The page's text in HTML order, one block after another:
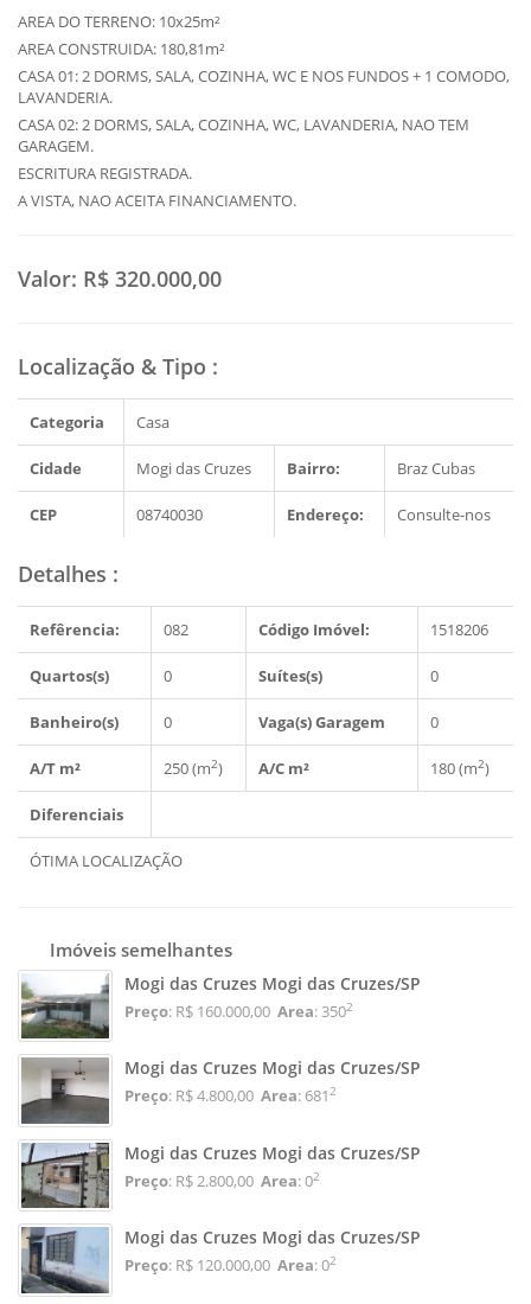
AREA DO TERRENO: 10x25m²
AREA CONSTRUIDA: 180,81m²
CASA 01: 2 DORMS, SALA, COZINHA, WC E NOS FUNDOS + 1 COMODO,
LAVANDERIA.
CASA 02: 2 DORMS, SALA, COZINHA, WC, LAVANDERIA, NAO TEM
GARAGEM.
ESCRITURA REGISTRADA.
A VISTA, NAO ACEITA FINANCIAMENTO.
Valor: R$ 320.000,00
Localização & Tipo :
Categoria Casa
Cidade Mogi das Cruzes Bairro: Braz Cubas
CEP 08740030 Endereço: Consulte-nos
Detalhes :
Refêrencia: 082 Código Imóvel: 1518206
Quartos(s) 0 Suítes(s) 0
Banheiro(s) 0 Vaga(s) Garagem 0
A/T m² 250 (m2) A/C m² 180 (m2)
Diferenciais
ÓTIMA LOCALIZAÇÃO
Imóveis semelhantes
Mogi das Cruzes Mogi das Cruzes/SP
Preço: R$ 160.000,00 Area: 3502
Mogi das Cruzes Mogi das Cruzes/SP
Preço: R$ 4.800,00 Area: 6812
Mogi das Cruzes Mogi das Cruzes/SP
Preço: R$ 2.800,00 Area: 02
Mogi das Cruzes Mogi das Cruzes/SP
Preço: R$ 120.000,00 Area: 02